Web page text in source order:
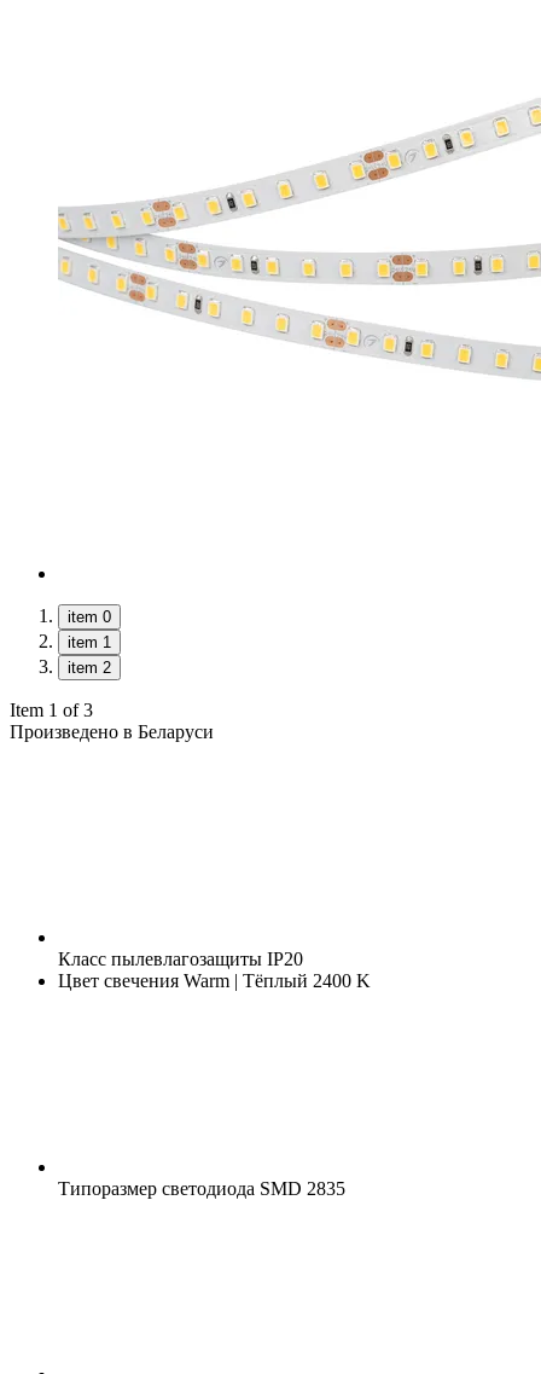
item 0
item 1
item 2
Item 1 of 3
Произведено в Беларуси
Класс пылевлагозащиты IP20
Цвет свечения Warm | Тёплый 2400 K
Типоразмер светодиода SMD 2835